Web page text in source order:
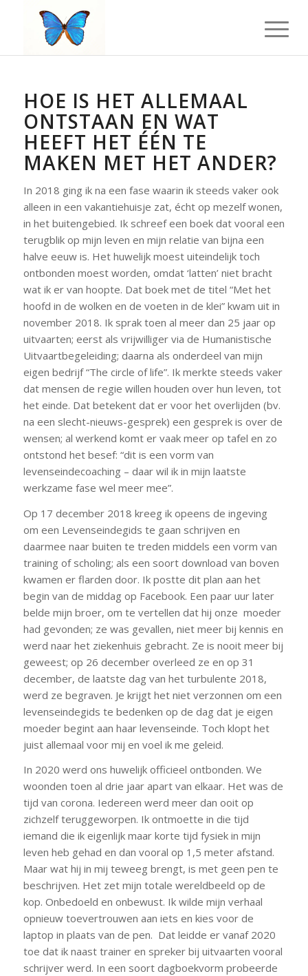
HOE IS HET ALLEMAAL
ONTSTAAN EN WAT
HEEFT HET ÉÉN TE
MAKEN MET HET ANDER?
In 2018 ging ik na een fase waarin ik steeds vaker ook
alleen in een vakantiehuisje zat, écht op mezelf wonen,
in het buitengebied. Ik schreef een boek dat vooral een
terugblik op mijn leven en mijn relatie van bijna een
halve eeuw is. Het huwelijk moest uiteindelijk toch
ontbonden moest worden, omdat ‘latten’ niet bracht
wat ik er van hoopte. Dat boek met de titel “Met het
hoofd in de wolken en de voeten in de klei” kwam uit in
november 2018. Ik sprak toen al meer dan 25 jaar op
uitvaarten; eerst als vrijwilliger via de Humanistische
Uitvaartbegeleiding; daarna als onderdeel van mijn
eigen bedrijf “The circle of life”. Ik merkte steeds vaker
dat mensen de regie willen houden over hun leven, tot
het einde. Dat betekent dat er voor het overlijden (bv.
na een slecht-nieuws-gesprek) een gesprek is over de
wensen; al werkend komt er vaak meer op tafel en zo
ontstond het besef: “dit is een vorm van
levenseindecoaching – daar wil ik in mijn laatste
werkzame fase wel meer mee”.
Op 17 december 2018 kreeg ik opeens de ingeving
om een Levenseindegids te gaan schrijven en
daarmee naar buiten te treden middels een vorm van
training of scholing; als een soort download van boven
kwamen er flarden door. Ik postte dit plan aan het
begin van de middag op Facebook. Een paar uur later
belde mijn broer, om te vertellen dat hij onze moeder
had gevonden; ze was gevallen, niet meer bij kennis en
werd naar het ziekenhuis gebracht. Ze is nooit meer bij
geweest; op 26 december overleed ze en op 31
december, de laatste dag van het turbulente 2018,
werd ze begraven. Je krijgt het niet verzonnen om een
levenseindegids te bedenken op de dag dat je eigen
moeder begint aan haar levenseinde. Toch klopt het
juist allemaal voor mij en voel ik me geleid.
In 2020 werd ons huwelijk officieel ontbonden. We
woonden toen al drie jaar apart van elkaar. Het was de
tijd van corona. Iedereen werd meer dan ooit op
zichzelf teruggeworpen. Ik ontmoette in die tijd
iemand die ik eigenlijk maar korte tijd fysiek in mijn
leven heb gehad en dan vooral op 1,5 meter afstand.
Maar wat hij in mij teweeg brengt, is met geen pen te
beschrijven. Het zet mijn totale wereldbeeld op de
kop. Onbedoeld en onbewust. Ik wilde mijn verhaal
opnieuw toevertrouwen aan iets en kies voor de
laptop in plaats van de pen. Dat leidde er vanaf 2020
toe dat ik naast trainer en spreker bij uitvaarten vooral
schrijver werd. In een soort dagboekvorm probeerde